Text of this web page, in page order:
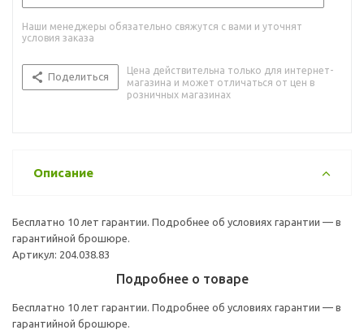
Наши менеджеры обязательно свяжутся с вами и уточнят
условия заказа
Поделиться
Цена действительна только для интернет-
магазина и может отличаться от цен в
розничных магазинах
Описание
Бесплатно 10 лет гарантии. Подробнее об условиях гарантии — в
гарантийной брошюре.
Артикул: 204.038.83
Подробнее о товаре
Бесплатно 10 лет гарантии. Подробнее об условиях гарантии — в
гарантийной брошюре.